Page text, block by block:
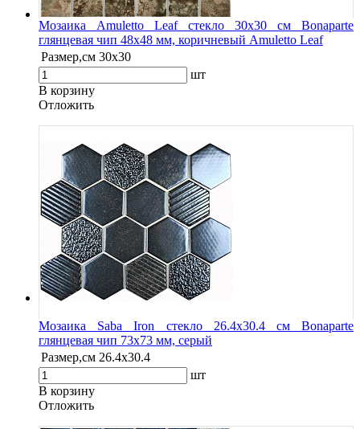
Мозаика Amuletto Leaf стекло 30х30 см Bonaparte
глянцевая чип 48х48 мм, коричневый Amuletto Leaf
Размер,см 30х30
шт
В корзину
Oтложить
Мозаика Saba Iron стекло 26.4х30.4 см Bonaparte
глянцевая чип 73х73 мм, серый
Размер,см 26.4х30.4
шт
В корзину
Oтложить